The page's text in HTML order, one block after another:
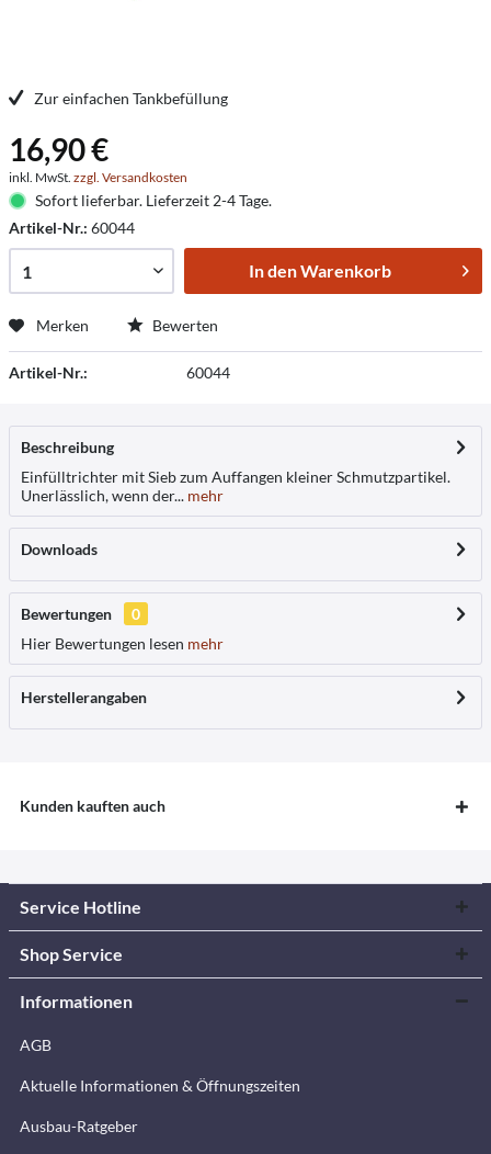
Zur einfachen Tankbefüllung
16,90 €
inkl. MwSt. zzgl. Versandkosten
Sofort lieferbar. Lieferzeit 2-4 Tage.
Artikel-Nr.: 60044
In denWarenkorb
Merken Bewerten
Artikel-Nr.: 60044
Beschreibung
Einfülltrichter mit Sieb zum Auffangen kleiner Schmutzpartikel.
Unerlässlich, wenn der... mehr
Downloads
Bewertungen
0
Hier Bewertungen lesen mehr
Herstellerangaben
Kunden kauften auch
Service Hotline
Shop Service
Informationen
AGB
Aktuelle Informationen & Öffnungszeiten
Ausbau-Ratgeber